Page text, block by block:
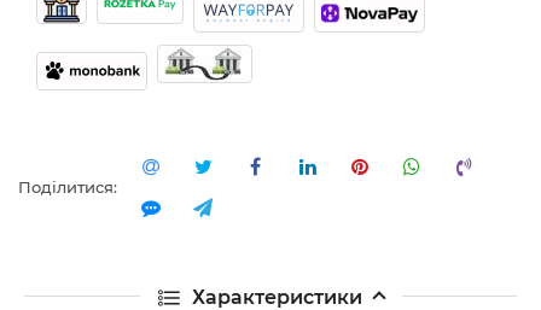
Характеристики
Поділитися: